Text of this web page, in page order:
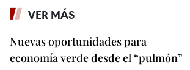
VER MÁS
Nuevas oportunidades para
economía verde desde el “pulmón”